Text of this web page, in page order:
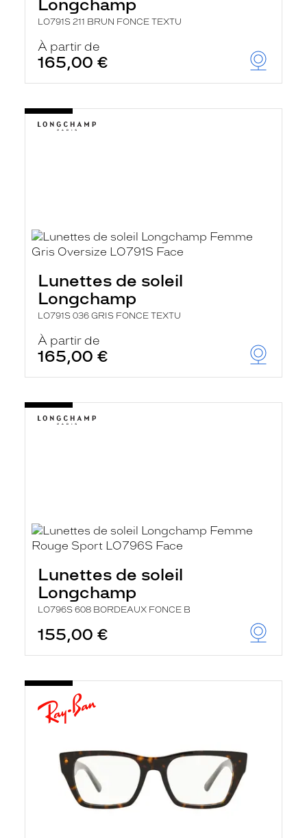
Longchamp
LO791S 211 BRUN FONCE TEXTU
À partir de
165,00 €
Lunettes de soleil
Longchamp
LO791S 036 GRIS FONCE TEXTU
À partir de
165,00 €
Lunettes de soleil
Longchamp
LO796S 608 BORDEAUX FONCE B
155,00 €